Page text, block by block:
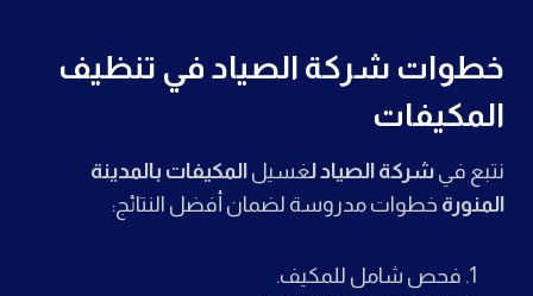
خطوات شركة الصياد في تنظيف
المكيفات
نتبع في شركة الصياد لغسيل المكيفات بالمدينة
المنورة خطوات مدروسة لضمان أفضل النتائج:
فحص شامل للمكيف.